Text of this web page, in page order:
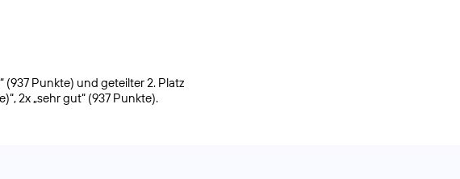
(937 Punkte) und geteilter 2. Platz
2x „sehr gut“ (937 Punkte).